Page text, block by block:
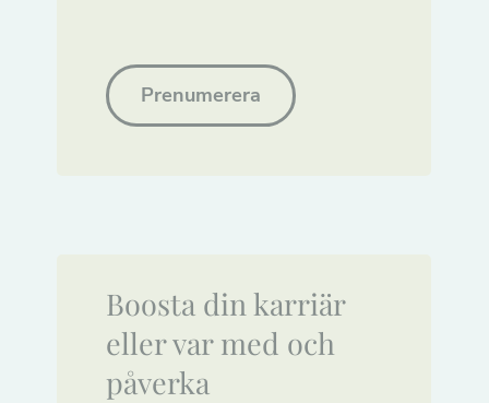
Prenumerera
Boosta din karriär
eller var med och
påverka